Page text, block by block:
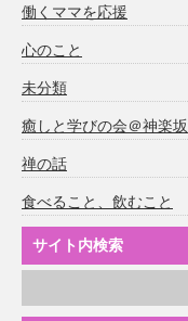
働くママを応援
心のこと
未分類
癒しと学びの会＠神楽坂
禅の話
食べること、飲むこと
サイト内検索